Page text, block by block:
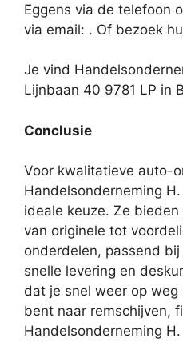
Eggens via de telefoon
via email: . Of bezoek
Je vind
Lijnbaan 40 9781 LP in
Conclusie
Voor kwalitatieve auto-
Handelsonderneming
ideale keuze. Ze
van originele tot
onderdelen, passend
snelle levering en
dat je snel weer op
bent naar remschijven,
Handelsonderneming